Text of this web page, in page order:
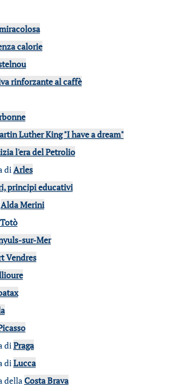
calorie
rinforzante al caffè
Luther King "I have a dream"
l'era del Petrolio
diArles
principi educativi
Alda Merini
sur-Mer
Vendres
diPraga
diLucca
dellaCosta Brava